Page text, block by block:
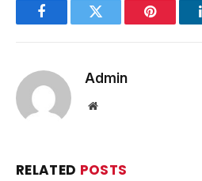
FacebookTwitter Pinterest
Admin
Website
RELATED POSTS